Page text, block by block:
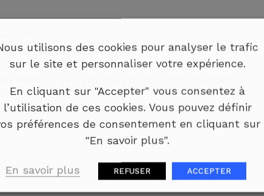
price”
le “late registration price”
Nathalie Cavagni, chargée de la communication :
Publié le 07/
utilisons des cookies pour analyser le trafic
sur le site et personnaliser votre expérience.
En cliquant sur "Accepter" vous consentez à
l’utilisation de ces cookies. Vous pouvez définir
préférences de consentement en cliquant sur
"En savoir plus".
En savoir plus REFUSER ACCEPTER